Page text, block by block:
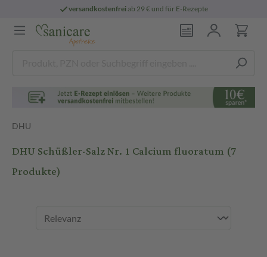
versandkostenfreiab 29 € und für E-Rezepte
DHU
DHU Schüßler-Salz Nr. 1 Calcium fluoratum (7
Produkte)